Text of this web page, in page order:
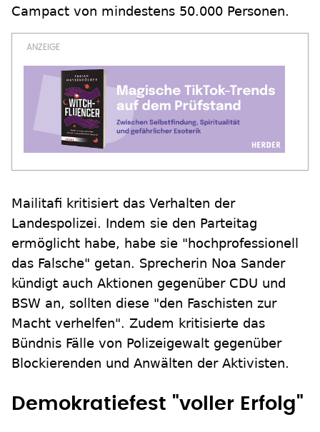
Campact von mindestens 50.000 Personen.
Mailitafi kritisiert das Verhalten der
Landespolizei. Indem sie den Parteitag
ermöglicht habe, habe sie "hochprofessionell
das Falsche" getan. Sprecherin Noa Sander
kündigt auch Aktionen gegenüber CDU und
BSW an, sollten diese "den Faschisten zur
Macht verhelfen". Zudem kritisierte das
Bündnis Fälle von Polizeigewalt gegenüber
Blockierenden und Anwälten der Aktivisten.
Demokratiefest "voller Erfolg"